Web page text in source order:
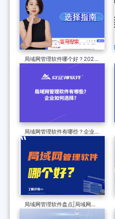
局域网管理软件哪个好？2026
年精选，效率提升看得见！
局域网管理软件有哪些？企业如
何选择？
局域网管理软件盘点|局域网管
理软件哪个好？